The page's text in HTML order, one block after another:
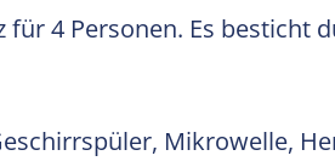
4 Personen. Es besticht
Mikrowelle,